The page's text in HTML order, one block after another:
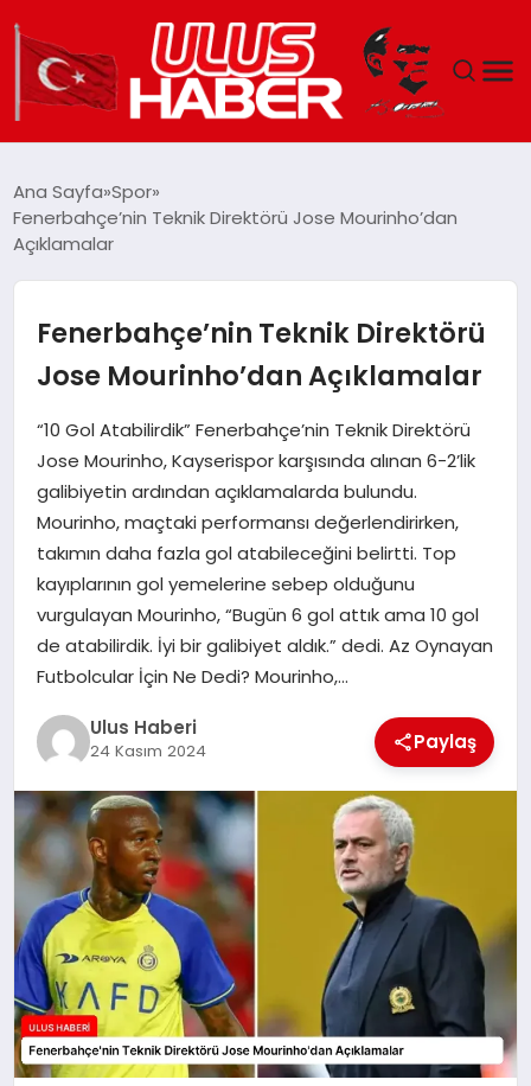
DÜNYA
TEKNOLOJI
EĞITIM
MAGAZIN
YAŞAM
Ana Sayfa Spor
Fenerbahçe’nin Teknik Direktörü Jose Mourinho’dan
Açıklamalar
Fenerbahçe’nin Teknik Direktörü
Jose Mourinho’dan Açıklamalar
“10 Gol Atabilirdik” Fenerbahçe’nin Teknik Direktörü
Jose Mourinho, Kayserispor karşısında alınan 6-2’lik
galibiyetin ardından açıklamalarda bulundu.
Mourinho, maçtaki performansı değerlendirirken,
takımın daha fazla gol atabileceğini belirtti. Top
kayıplarının gol yemelerine sebep olduğunu
vurgulayan Mourinho, “Bugün 6 gol attık ama 10 gol
de atabilirdik. İyi bir galibiyet aldık.” dedi. Az Oynayan
Futbolcular İçin Ne Dedi? Mourinho,…
Ulus Haberi
24 Kasım 2024 Paylaş